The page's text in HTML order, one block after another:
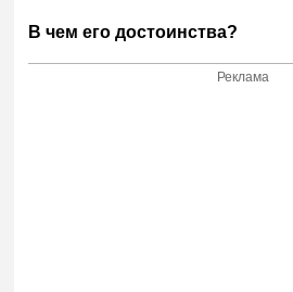
В чем его достоинства?
Реклама